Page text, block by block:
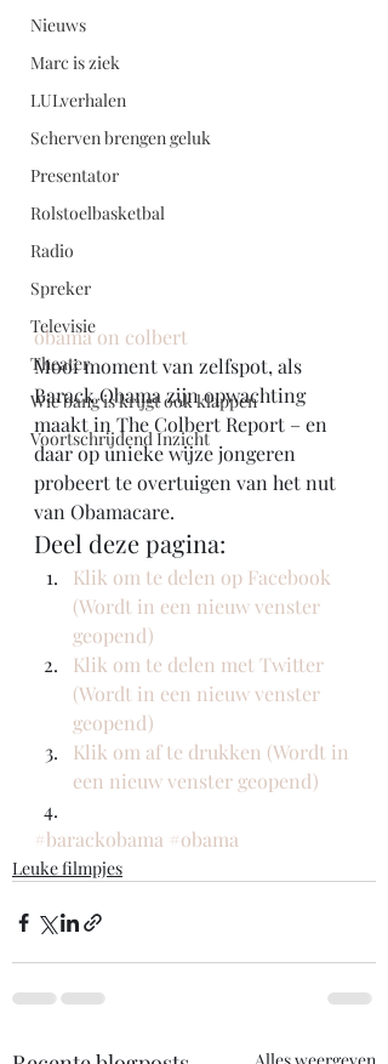
Nieuws
Marc is ziek
LULverhalen
Scherven brengen geluk
Presentator
Rolstoelbasketbal
Radio
Spreker
Televisie
Theater
Wie bang is krijgt ook klappen
Voortschrijdend Inzicht
obama on colbert
Mooi moment van zelfspot, als
Barack Obama zijn opwachting
maakt in The Colbert Report – en
daar op unieke wijze jongeren
probeert te overtuigen van het nut
van Obamacare.
Deel deze pagina:
Klik om te delen op Facebook
(Wordt in een nieuw venster
geopend)
Klik om te delen met Twitter
(Wordt in een nieuw venster
geopend)
Klik om af te drukken (Wordt in
een nieuw venster geopend)
#barackobama #obama
Leuke filmpjes